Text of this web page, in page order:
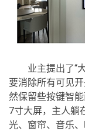
业主提出了“
要消除所有可见
然保留些按键智
7寸大屏，主人躺
光、窗帘、音乐